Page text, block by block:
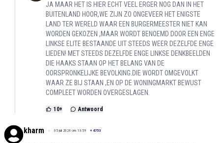
JA MAAR HET IS HIER ECHT VEEL ERGER NOG DAN IN HET
BUITENLAND HOOR,WE ZIJN ZO ONGEVEER HET ENIGSTE
LAND TER WERELD WAAR EEN BURGERMEESTER NIET KAN
WORDEN GEKOZEN ,MAAR WORDT BENOEMD DOOR EEN ENGE
LINKSE ELITE BESTAANDE UIT STEEDS WEER DEZELFDE ENGE
LIEDEN! MET STEEDS DEZELFDE ENGE LINKSE DENKBEELDEN
DIE HAAKS STAAN OP HET BELANG VAN DE
OORSPRONKELIJKE BEVOLKING.DIE WORDT OMGEVOLKT
WAAR ZE BIJ STAAN ,EN OP DE WONINGMARKT BEWUST
COMPLEET WORDEN OVERGESLAGEN.
10+ Antwoord
kharm 05 juli 2024 om 13:59 + 4753